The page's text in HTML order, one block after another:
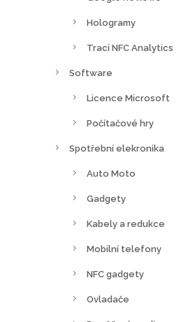
Hologramy
Traci NFC Analytics
Software
Licence Microsoft
Počítačové hry
Spotřební elekronika
Auto Moto
Gadgety
Kabely a redukce
Mobilní telefony
NFC gadgety
Ovladače